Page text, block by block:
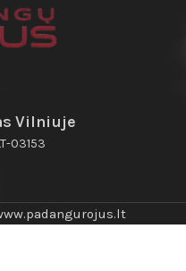
Vilniuje
03153